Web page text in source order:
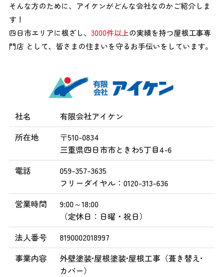
そんな方のために、アイケンがどんな会社なのかご紹介しま
す！
四日市エリアに根ざし、 3000件以上の実績を持つ屋根工事専
門店 として、 皆さまの住まいを守るお手伝いをしています。
社名
有限会社アイケン
所在地
〒510-0834
三重県四日市市ときわ5丁目4-6
電話
059-357-3635
フリーダイヤル：0120-313-636
営業時間
9:00～18:00
（定休日：日曜・祝日）
法人番号
8190002018997
事業内容
外壁塗装•屋根塗装•屋根工事（葺き替え•
カバー）